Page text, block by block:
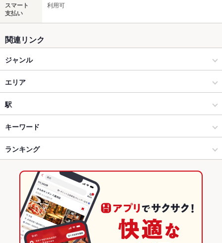
スマート
支払い
利用可
関連リンク
ジャンル
居酒屋
和風
創作
高崎 × 居酒屋
高崎 × 和風
高崎 × 創作
高崎駅 × 居酒屋
高崎駅 × 和風
エリア
高崎駅
高崎駅 × 居酒屋
高崎駅 × 和風
高崎駅 × 創作
群馬 × 居酒屋
群馬 × 和風
駅
北高崎駅
高崎駅
キーワード
手羽先 からあげ うなぎ
ランキング
群馬のグルメランキング
群馬の居酒屋ランキング
高崎のグルメランキング
高崎の居酒屋ランキング